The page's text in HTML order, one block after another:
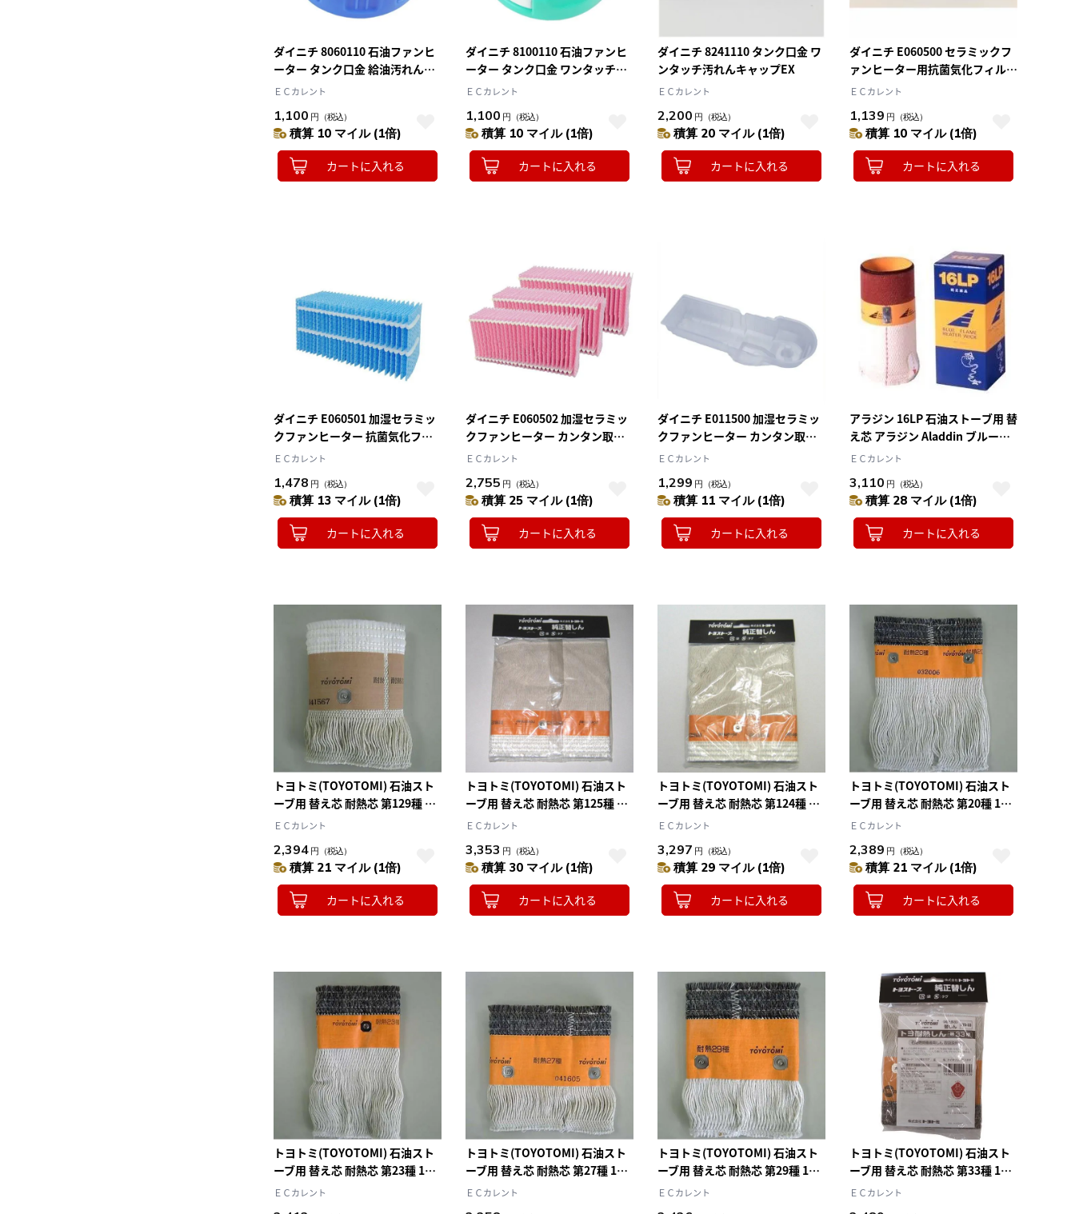
ダイニチ 8060110 石油ファンヒ
ーター タンク口金 給油汚れんキ
ャップ
ＥＣカレント
1,100 円 （税込）
積算 10 マイル (1倍)
カートに入れる
ダイニチ 8100110 石油ファンヒ
ーター タンク口金 ワンタッチ汚
れんキャップ
ＥＣカレント
1,100 円 （税込）
積算 10 マイル (1倍)
カートに入れる
ダイニチ 8241110 タンク口金 ワ
ンタッチ汚れんキャップEX
ＥＣカレント
2,200 円 （税込）
積算 20 マイル (1倍)
カートに入れる
ダイニチ E060500 セラミックフ
ァンヒーター用抗菌気化フィルタ
ー 1枚
ＥＣカレント
1,139 円 （税込）
積算 10 マイル (1倍)
カートに入れる
ダイニチ E060501 加湿セラミッ
クファンヒーター 抗菌気化フィ
ルター 1枚入り
ＥＣカレント
1,478 円 （税込）
積算 13 マイル (1倍)
カートに入れる
ダイニチ E060502 加湿セラミッ
クファンヒーター カンタン取替
えフィルター3個入り 使い捨て
ＥＣカレント
2,755 円 （税込）
積算 25 マイル (1倍)
カートに入れる
ダイニチ E011500 加湿セラミッ
クファンヒーター カンタン取替
えトレイカバー 3枚入り
ＥＣカレント
1,299 円 （税込）
積算 11 マイル (1倍)
カートに入れる
アラジン 16LP 石油ストーブ用 替
え芯 アラジン Aladdin ブルーフ
レーム用 純正品
ＥＣカレント
3,110 円 （税込）
積算 28 マイル (1倍)
カートに入れる
トヨトミ(TOYOTOMI) 石油スト
ーブ用 替え芯 耐熱芯 第129種 1
本 TTS-129
ＥＣカレント
2,394 円 （税込）
積算 21 マイル (1倍)
カートに入れる
トヨトミ(TOYOTOMI) 石油スト
ーブ用 替え芯 耐熱芯 第125種 1
本 TTS-125
ＥＣカレント
3,353 円 （税込）
積算 30 マイル (1倍)
カートに入れる
トヨトミ(TOYOTOMI) 石油スト
ーブ用 替え芯 耐熱芯 第124種 1
本 TTS-124
ＥＣカレント
3,297 円 （税込）
積算 29 マイル (1倍)
カートに入れる
トヨトミ(TOYOTOMI) 石油スト
ーブ用 替え芯 耐熱芯 第20種 1本
TTS-20
ＥＣカレント
2,389 円 （税込）
積算 21 マイル (1倍)
カートに入れる
トヨトミ(TOYOTOMI) 石油スト
ーブ用 替え芯 耐熱芯 第23種 1本
TTS-23
ＥＣカレント
トヨトミ(TOYOTOMI) 石油スト
ーブ用 替え芯 耐熱芯 第27種 1本
TTS-27
ＥＣカレント
トヨトミ(TOYOTOMI) 石油スト
ーブ用 替え芯 耐熱芯 第29種 1本
TTS-29
ＥＣカレント
トヨトミ(TOYOTOMI) 石油スト
ーブ用 替え芯 耐熱芯 第33種 1本
TTS-33
ＥＣカレント